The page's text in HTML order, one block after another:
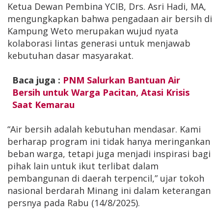
Ketua Dewan Pembina YCIB, Drs. Asri Hadi, MA,
mengungkapkan bahwa pengadaan air bersih di
Kampung Weto merupakan wujud nyata
kolaborasi lintas generasi untuk menjawab
kebutuhan dasar masyarakat.
Baca juga : PNM Salurkan Bantuan Air
Bersih untuk Warga Pacitan, Atasi Krisis
Saat Kemarau
“Air bersih adalah kebutuhan mendasar. Kami
berharap program ini tidak hanya meringankan
beban warga, tetapi juga menjadi inspirasi bagi
pihak lain untuk ikut terlibat dalam
pembangunan di daerah terpencil,” ujar tokoh
nasional berdarah Minang ini dalam keterangan
persnya pada Rabu (14/8/2025).